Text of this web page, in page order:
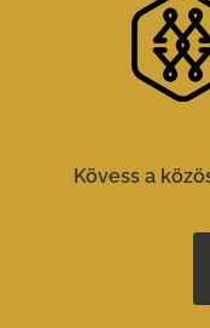
Kövess a